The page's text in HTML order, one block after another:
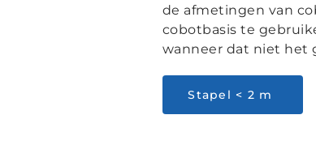
de afmetingen van
cobotbasis te
wanneer dat niet het
Stapel < 2 m